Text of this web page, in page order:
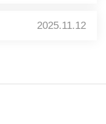
2025.11.12